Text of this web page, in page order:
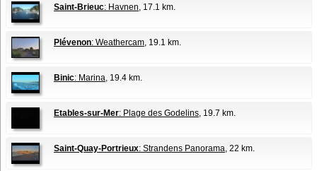
Saint-Brieuc: Havnen, 17.1 km.
Plévenon: Weathercam, 19.1 km.
Binic: Marina, 19.4 km.
Etables-sur-Mer: Plage des Godelins, 19.7 km.
Saint-Quay-Portrieux: Strandens Panorama, 22 km.